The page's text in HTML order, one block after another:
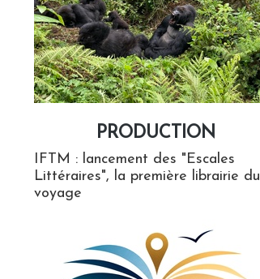
PRODUCTION
IFTM : lancement des "Escales
Littéraires", la première librairie du
voyage